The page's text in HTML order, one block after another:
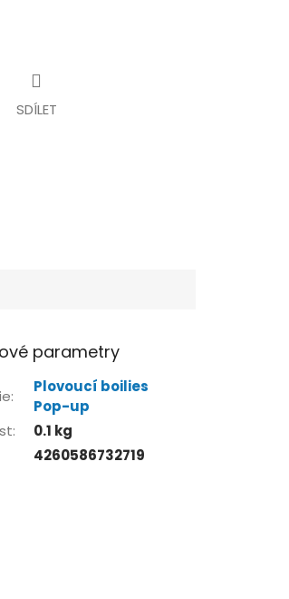
SDÍLET
parametry
:
Plovoucí boilies
Pop-up
:
0.1 kg
4260586732719